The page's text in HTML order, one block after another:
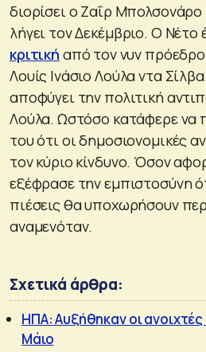
διορίσει ο Ζαΐρ Μπολσονάρο
λήγει τον Δεκέμβριο. Ο Νέτο
κριτική από τον νυν πρόεδρο
Λουίς Ινάσιο Λούλα ντα
αποφύγει την πολιτική
Λούλα. Ωστόσο κατάφερε να
του ότι οι δημοσιονομικές
τον κύριο κίνδυνο. Όσον
εξέφρασε την εμπιστοσύνη
πιέσεις θα υποχωρήσουν
αναμενόταν.
Σχετικά άρθρα:
ΗΠΑ: Αυξήθηκαν οι
Μάιο